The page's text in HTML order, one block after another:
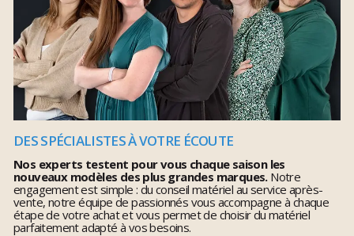
DES SPÉCIALISTES À VOTRE ÉCOUTE
Nos experts testent pour vous chaque saison les
nouveaux modèles des plus grandes marques.Notre
engagement est simple : du conseil matériel au service après-
vente, notre équipe de passionnés vous accompagne à chaque
étape de votre achat et vous permet de choisir du matériel
parfaitement adapté à vos besoins.